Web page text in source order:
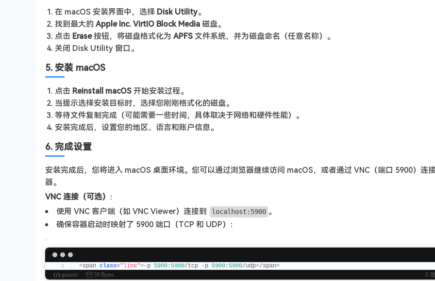
在 macOS 安装界面中，选择 Disk Utility。
找到最大的 Apple Inc. VirtIO Block Media磁盘。
点击 Erase按钮，将磁盘格式化为 APFS 文件系统，并为磁盘命名（任意名称）。
关闭 Disk Utility 窗口。
5. 安装 macOS
点击 Reinstall macOS开始安装过程。
当提示选择安装目标时，选择您刚刚格式化的磁盘。
等待文件复制完成（可能需要一些时间，具体取决于网络和硬件性能）。
安装完成后，设置您的地区、语言和账户信息。
6. 完成设置
安装完成后，您将进入 macOS 桌面环境。您可以通过浏览器继续访问 macOS，或者通过 VNC（端口 5900）连
器。
VNC 连接（可选） ：
使用 VNC 客户端（如 VNC Viewer）连接到
localhost:5900 。
确保容器启动时映射了 5900 端口（TCP 和 UDP）：
<span class="line">-p 5900 : 5900/tcp -p 5900 : 5900/udp</span>
generic
59 Bytes ©